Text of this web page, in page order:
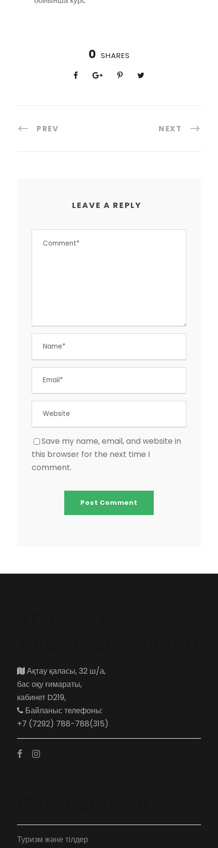
0 SHARES
PREV NEXT
LEAVE A REPLY
Save my name, email, and website in
this browser for the next time I
comment.
Ақтау қаласы, 32 ш/а,
бас оқу ғимараты,
кабинет D219,
Байланыс телефоны:
+7 (7292) 788-788(315)
Туризм және тілдер